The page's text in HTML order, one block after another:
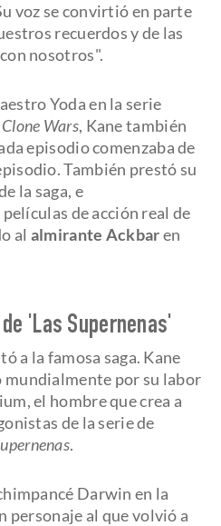
voz se convirtió en parte
recuerdos y de las
nosotros".
Yoda en la serie
Wars, Kane también
episodio comenzaba de
También prestó su
la saga, e
de acción real de
al almirante Ackbaren
'Las Supernenas'
a la famosa saga. Kane
por su labor
el hombre que crea a
de la serie de
.
Darwin en la
personaje al que volvió a